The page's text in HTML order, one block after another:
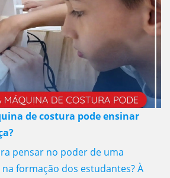
de costura pode ensinar
pensar no poder de uma
formação dos estudantes? À